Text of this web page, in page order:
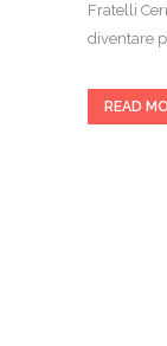
Fratelli
diventare
READ